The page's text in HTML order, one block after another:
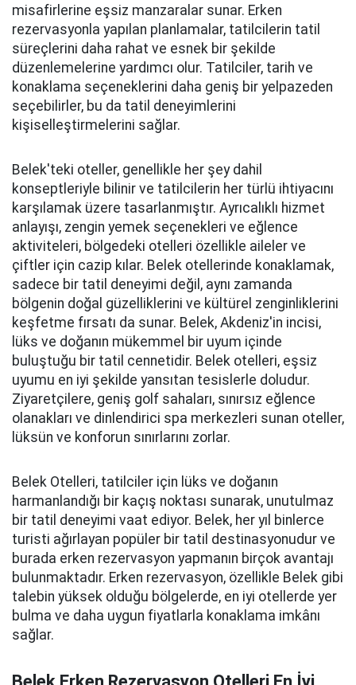
misafirlerine eşsiz manzaralar sunar. Erken
rezervasyonla yapılan planlamalar, tatilcilerin tatil
süreçlerini daha rahat ve esnek bir şekilde
düzenlemelerine yardımcı olur. Tatilciler, tarih ve
konaklama seçeneklerini daha geniş bir yelpazeden
seçebilirler, bu da tatil deneyimlerini
kişiselleştirmelerini sağlar.
Belek'teki oteller, genellikle her şey dahil
konseptleriyle bilinir ve tatilcilerin her türlü ihtiyacını
karşılamak üzere tasarlanmıştır. Ayrıcalıklı hizmet
anlayışı, zengin yemek seçenekleri ve eğlence
aktiviteleri, bölgedeki otelleri özellikle aileler ve
çiftler için cazip kılar. Belek otellerinde konaklamak,
sadece bir tatil deneyimi değil, aynı zamanda
bölgenin doğal güzelliklerini ve kültürel zenginliklerini
keşfetme fırsatı da sunar. Belek, Akdeniz'in incisi,
lüks ve doğanın mükemmel bir uyum içinde
buluştuğu bir tatil cennetidir. Belek otelleri, eşsiz
uyumu en iyi şekilde yansıtan tesislerle doludur.
Ziyaretçilere, geniş golf sahaları, sınırsız eğlence
olanakları ve dinlendirici spa merkezleri sunan oteller,
lüksün ve konforun sınırlarını zorlar.
Belek Otelleri, tatilciler için lüks ve doğanın
harmanlandığı bir kaçış noktası sunarak, unutulmaz
bir tatil deneyimi vaat ediyor. Belek, her yıl binlerce
turisti ağırlayan popüler bir tatil destinasyonudur ve
burada erken rezervasyon yapmanın birçok avantajı
bulunmaktadır. Erken rezervasyon, özellikle Belek gibi
talebin yüksek olduğu bölgelerde, en iyi otellerde yer
bulma ve daha uygun fiyatlarla konaklama imkânı
sağlar.